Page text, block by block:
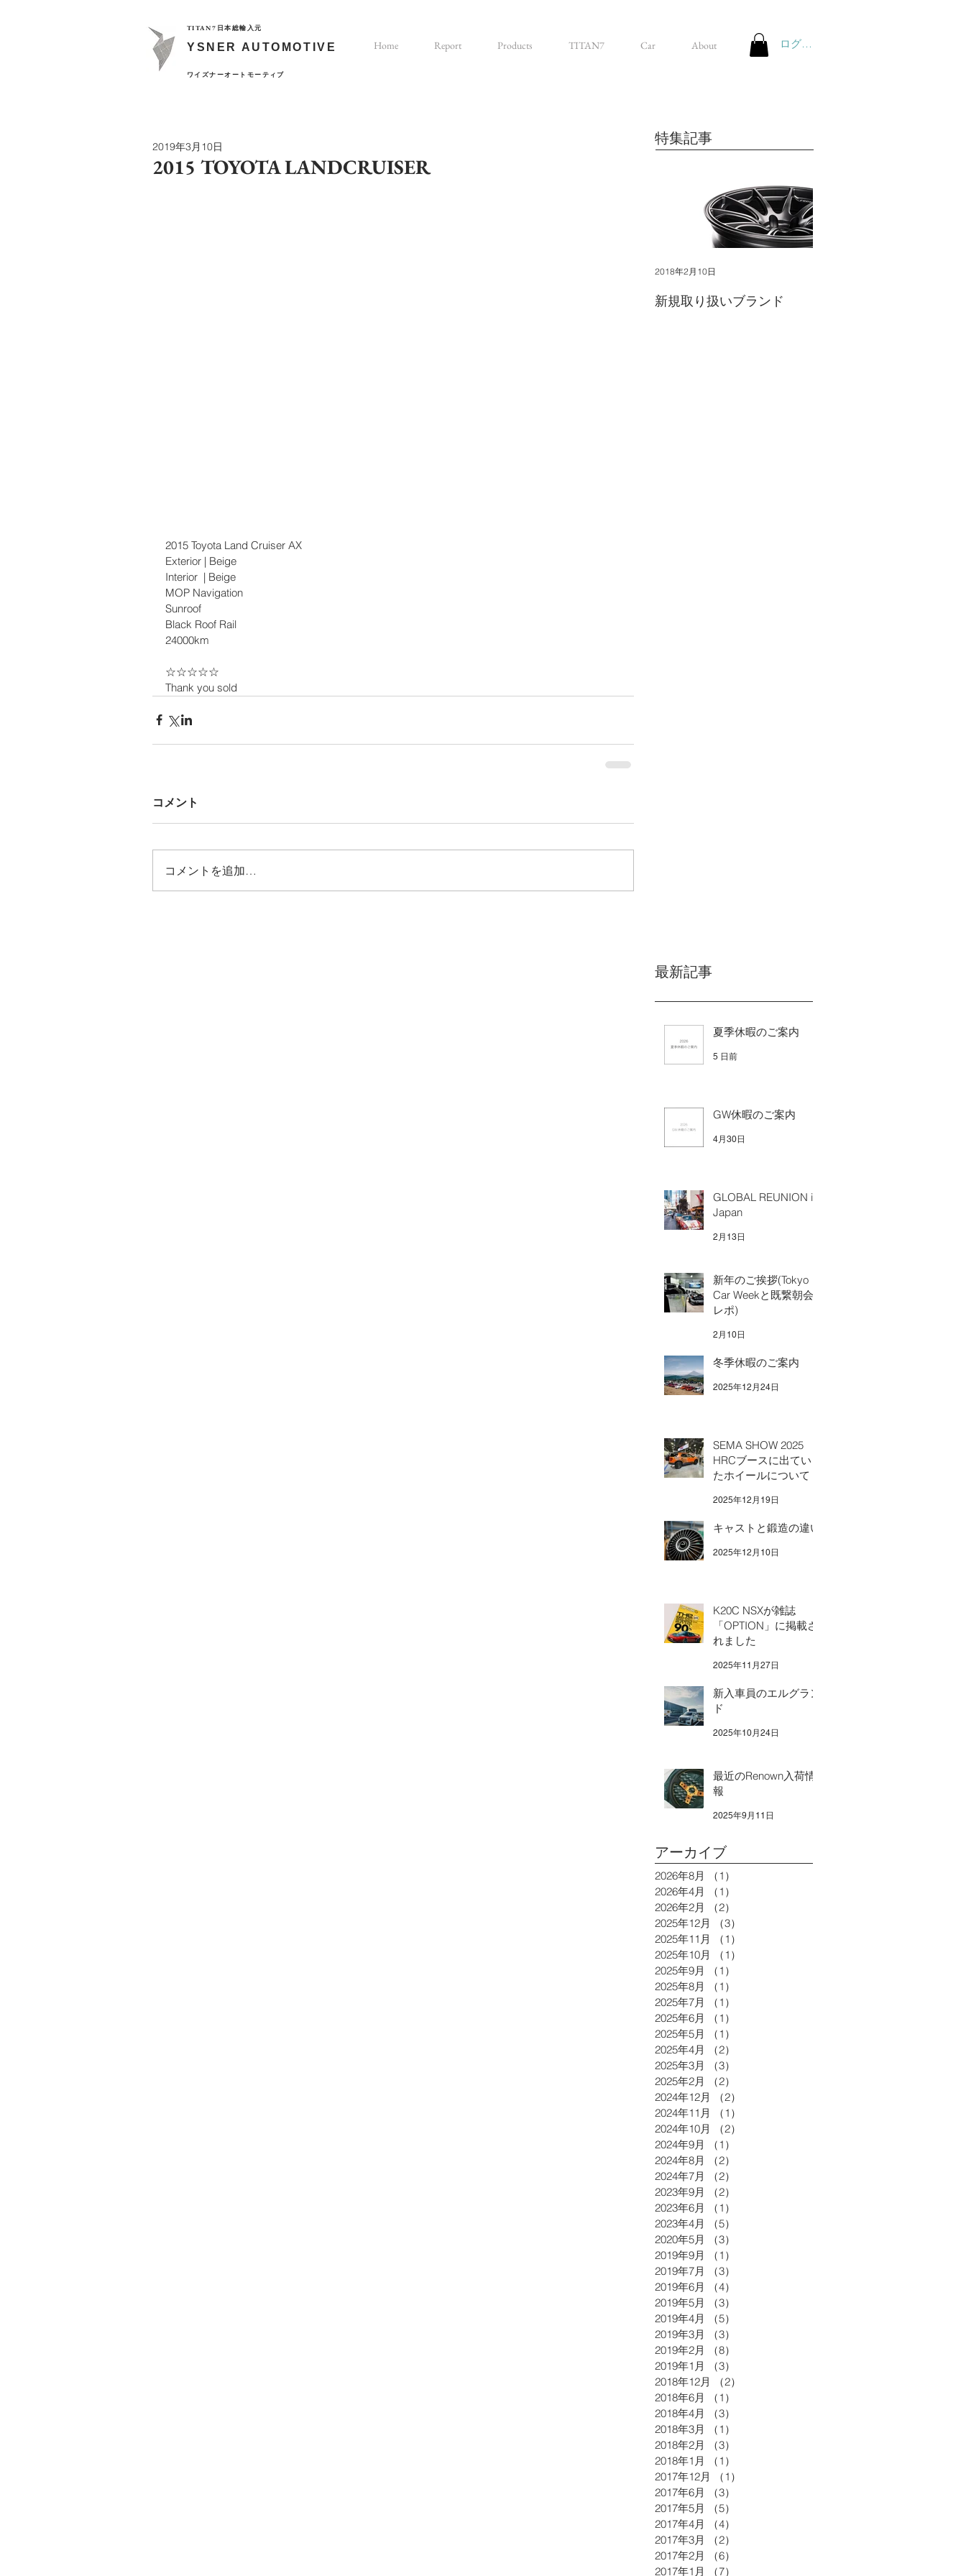
TITAN7日本総輸入元
YSNER AUTOMOTIVE Home Report Products TITAN7 Car About ログイン
​ワイズナーオートモーティブ
2015 TOYOTA LANDCRUISER
2019年3月10日
2015 Toyota Land Cruiser AX
Exterior | Beige
Interior  | Beige
MOP Navigation
Sunroof
Black Roof Rail
24000km
☆☆☆☆☆
Thank you sold
コメント
コメントを追加…
特集記事
新規取り扱いブランド
2018年2月10日
最新記事
夏季休暇のご案内
5 日前
GW休暇のご案内
4月30日
GLOBAL REUNION in
Japan
2月13日
新年のご挨拶(Tokyo
Car Weekと既繋朝会
レポ)
2月10日
冬季休暇のご案内
2025年12月24日
SEMA SHOW 2025
HRCブースに出てい
たホイールについて
2025年12月19日
キャストと鍛造の違い
2025年12月10日
K20C NSXが雑誌
「OPTION」に掲載さ
れました
2025年11月27日
新入車員のエルグラン
ド
2025年10月24日
最近のRenown入荷情
報
2025年9月11日
アーカイブ
2026年8月 （1）
2026年4月
（1）
2026年2月
（2）
2025年12月
（3）
2025年11月
（1）
2025年10月
（1）
2025年9月
（1）
2025年8月
（1）
2025年7月
（1）
2025年6月
（1）
2025年5月
（1）
2025年4月
（2）
2025年3月
（3）
2025年2月
（2）
2024年12月
（2）
2024年11月
（1）
2024年10月
（2）
2024年9月
（1）
2024年8月
（2）
2024年7月
（2）
2023年9月
（2）
2023年6月
（1）
2023年4月
（5）
2020年5月
（3）
2019年9月
（1）
2019年7月
（3）
2019年6月
（4）
2019年5月
（3）
2019年4月
（5）
2019年3月
（3）
2019年2月
（8）
2019年1月
（3）
2018年12月
（2）
2018年6月
（1）
2018年4月
（3）
2018年3月
（1）
2018年2月
（3）
2018年1月
（1）
2017年12月
（1）
2017年6月
（3）
2017年5月
（5）
2017年4月
（4）
2017年3月
（2）
2017年2月
（6）
2017年1月
（7）